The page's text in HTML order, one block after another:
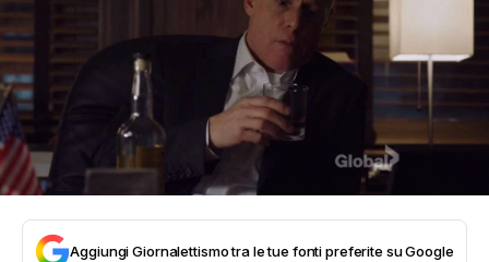
Aggiungi Giornalettismo tra le tue fonti preferite su Google